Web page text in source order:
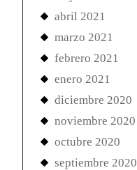
abril 2021
marzo 2021
febrero 2021
enero 2021
diciembre 2020
noviembre 2020
octubre 2020
septiembre 2020